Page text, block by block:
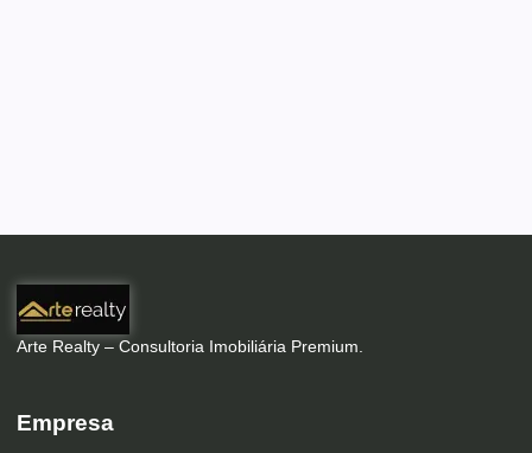
Arte Realty – Consultoria Imobiliária Premium.
Empresa